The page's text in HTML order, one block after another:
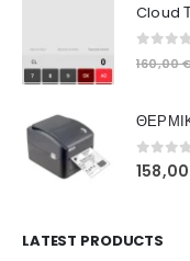
out
160,00
0out
158,00
LATEST PRODUCTS
Πληροφορίες
Ποιοι Είμαστε
Γιατί Εμάς
Blog